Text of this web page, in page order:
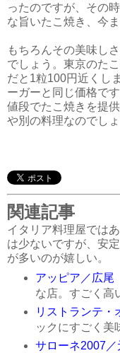
ったのですが、その
な旨いたこ焼き、今
もちろんその美味し
でしょう。東京のた
だと1粒100円近くし
ーガーと同じ価格で
値段でたこ焼きを提
や別の料理なのでしょ
関連記事
イタリア料理屋では
は少ないですが、安
が多いのが嬉しい。
アッピア／広尾
な店。すごく高
リストランテ・
ックにすごく美
サローネ2007／